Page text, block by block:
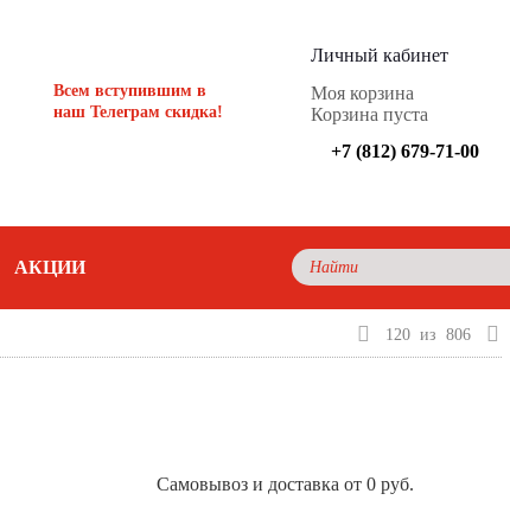
Всем вступившим в
наш Телеграм скидка!
Личный кабинет
Моя корзина
Корзина пуста
+7 (812) 679-71-00
АКЦИИ
120 из 806
Самовывоз и доставка от 0 руб.